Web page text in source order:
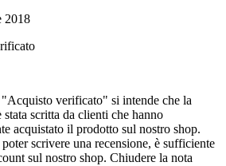
2018
verificato" si intende che la
stata scritta da clienti che hanno
acquistato il prodotto sul nostro shop.
scrivere una recensione, è sufficiente
sul nostro shop. Chiudere la nota